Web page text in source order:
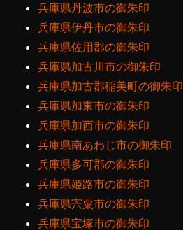
兵庫県丹波市の御朱印
兵庫県伊丹市の御朱印
兵庫県佐用郡の御朱印
兵庫県加古川市の御朱印
兵庫県加古郡稲美町の御朱印
兵庫県加東市の御朱印
兵庫県加西市の御朱印
兵庫県南あわじ市の御朱印
兵庫県多可郡の御朱印
兵庫県姫路市の御朱印
兵庫県宍粟市の御朱印
兵庫県宝塚市の御朱印